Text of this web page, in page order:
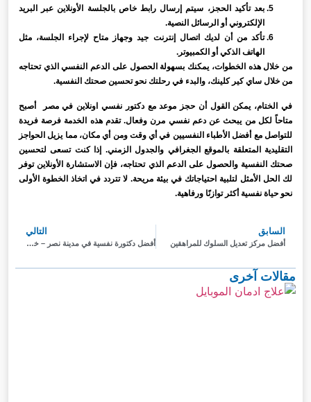
بعد تأكيد الحجز، سيتم إرسال رابط خاص بالجلسة الأونلاين عبر البريد
الإلكتروني أو الرسائل النصية.
تأكد من أن لديك اتصال إنترنت جيد وجهاز متاح لإجراء الجلسة، مثل
الهاتف الذكي أو الكمبيوتر.
من خلال هذه الخطوات، يمكنك بسهولة الحصول على الدعم النفسي الذي تحتاجه
من خلال ساي كير كلينك، والبدء في رحلتك نحو تحسين صحتك النفسية.
في الختام، يمكن القول أن حجز موعد مع دكتور نفسي اونلاين في مصر أصبح
متاحاً لكل من يبحث عن دعم نفسي مرن وفعال. تقدم هذه الخدمة فرصة فريدة
للتواصل مع أفضل الأطباء النفسيين في أي وقت ومن أي مكان، مما يزيل الحواجز
التقليدية المتعلقة بالموقع الجغرافي والجدول الزمني. إذا كنت تسعى لتحسين
صحتك النفسية والحصول على الدعم الذي تحتاجه، فإن الاستشارة الأونلاين توفر
لك الحل الأمثل لتلبية احتياجاتك في بيئة مريحة. لا تتردد في اتخاذ الخطوة الأولى
نحو حياة نفسية أكثر توازنًا ورفاهية.
السابق
أفضل مركز تعديل السلوك للمراهقين
التالي
أفضل دكتورة نفسية في مدينة نصر – خبرة طويلة وعلاج بسرية تامة
مقالات آخرى